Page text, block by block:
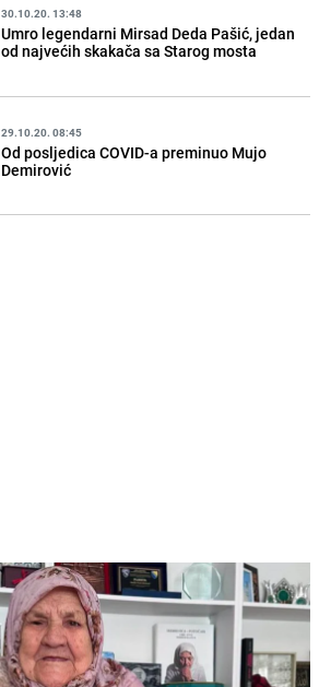
30.10.20. 13:48
Umro legendarni Mirsad Deda Pašić, jedan
od najvećih skakača sa Starog mosta
29.10.20. 08:45
Od posljedica COVID-a preminuo Mujo
Demirović